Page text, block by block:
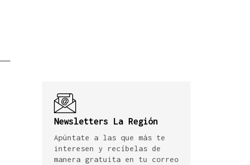
Newsletters La Región
Apúntate a las que más te
interesen y recíbelas de
manera gratuita en tu correo